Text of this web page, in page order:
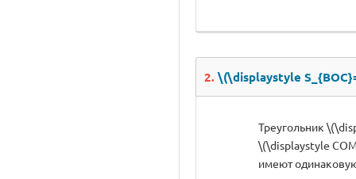
2.\(\displaystyle
Треугольник
\(\displaystyle
имеют